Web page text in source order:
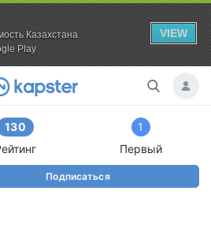
Казахстана
Play
VIEW
130
1
Первый
Подписаться